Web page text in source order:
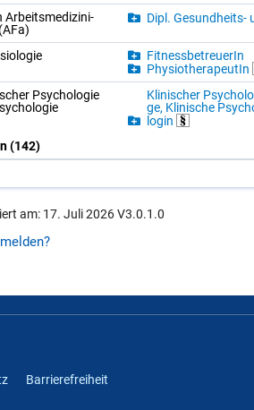
Ar­beits­me­di­zi­ni­
Dipl. Ge­sund­heits-
Fit­ness­be­treue­rIn
Phy­sio­the­ra­peu­tIn
Psy­cho­lo­gie
Kli­ni­scher
ge, Kli­ni­sche
lo­gin
(142)
am: 17. Juli 2026 V3.0.1.0
Barrierefreiheit